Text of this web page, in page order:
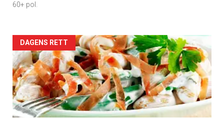
60+ pol.
Forsiden
akkurat
nå
-
DAGENS RETT